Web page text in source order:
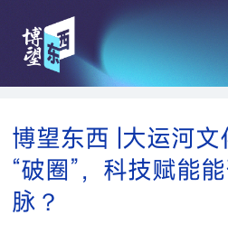
博望东西 |大运河
“破圈”，科技赋能
脉？